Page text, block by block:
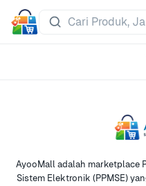
AyooMall adalah marketplace
Sistem Elektronik (PPMSE)